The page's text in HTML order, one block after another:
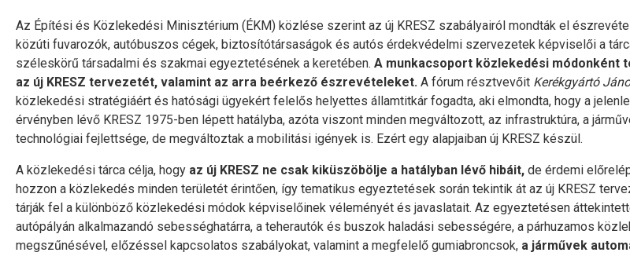
Az Építési és Közlekedési Minisztérium (ÉKM) közlése szerint az új KRESZ szabályairól mondták el
közúti fuvarozók, autóbuszos cégek, biztosítótársaságok és autós érdekvédelmi szervezetek képviselői a
széleskörű társadalmi és szakmai egyeztetésének a keretében. A munkacsoport közlekedési módonként
az új KRESZ tervezetét, valamint az arra beérkező észrevételeket. A fórum résztvevőit Kerékgyártó
közlekedési stratégiáért és hatósági ügyekért felelős helyettes államtitkár fogadta, aki elmondta, hogy a
érvényben lévő KRESZ 1975-ben lépett hatályba, azóta viszont minden megváltozott, az infrastruktúra, a
technológiai fejlettsége, de megváltoztak a mobilitási igények is. Ezért egy alapjaiban új KRESZ készül.
A közlekedési tárca célja, hogy az új KRESZ ne csak kiküszöbölje a hatályban lévő hibáit, de érdemi
hozzon a közlekedés minden területét érintően, így tematikus egyeztetések során tekintik át az új KRESZ
tárják fel a különböző közlekedési módok képviselőinek véleményét és javaslatait. Az egyeztetésen
autópályán alkalmazandó sebességhatárra, a teherautók és buszok haladási sebességére, a párhuzamos
megszűnésével, előzéssel kapcsolatos szabályokat, valamint a megfelelő gumiabroncsok, a járművek